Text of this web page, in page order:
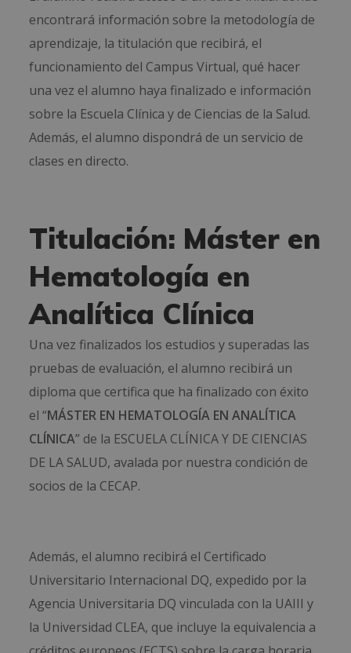
encontrará información sobre la metodología de
aprendizaje, la titulación que recibirá, el
funcionamiento del Campus Virtual, qué hacer
una vez el alumno haya finalizado e información
sobre la Escuela Clínica y de Ciencias de la Salud.
Además, el alumno dispondrá de un servicio de
clases en directo.
Titulación: Máster en
Hematología en
Analítica Clínica
Una vez finalizados los estudios y superadas las
pruebas de evaluación, el alumno recibirá un
diploma que certifica que ha finalizado con éxito
el “MÁSTER EN HEMATOLOGÍA EN ANALÍTICA
CLÍNICA” de la ESCUELA CLÍNICA Y DE CIENCIAS
DE LA SALUD, avalada por nuestra condición de
socios de la CECAP.
Además, el alumno recibirá el Certificado
Universitario Internacional DQ, expedido por la
Agencia Universitaria DQ vinculada con la UAIII y
la Universidad CLEA, que incluye la equivalencia a